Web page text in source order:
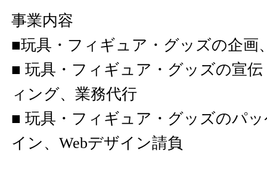
事業内容
■玩具・フィギュア・グッズの企画
■ 玩具・フィギュア・グッズの宣
ィング、業務代行
■ 玩具・フィギュア・グッズのパ
イン、Webデザイン請負